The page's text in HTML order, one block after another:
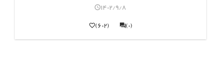
1402/9/8
(602)
(0)